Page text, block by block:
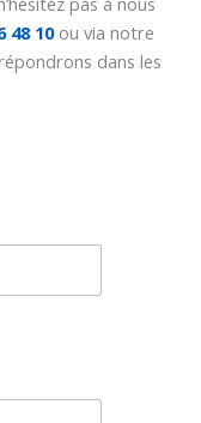
48 10 ou via notre
dans les